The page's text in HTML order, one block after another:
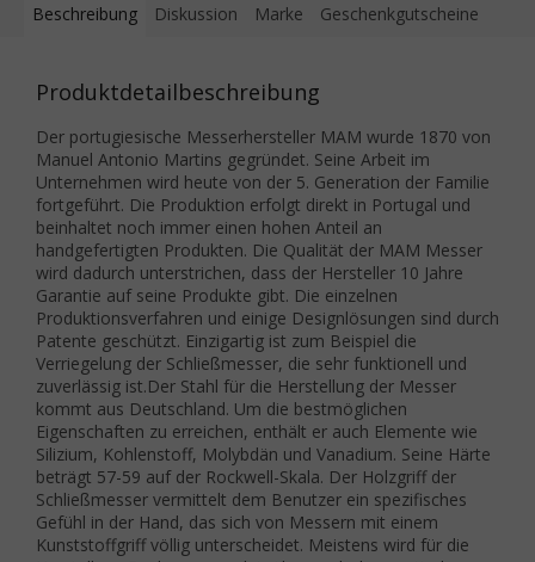
Beschreibung Diskussion Marke Geschenkgutscheine
Produktdetailbeschreibung
Der portugiesische Messerhersteller MAM wurde 1870 von
Manuel Antonio Martins gegründet. Seine Arbeit im
Unternehmen wird heute von der 5. Generation der Familie
fortgeführt. Die Produktion erfolgt direkt in Portugal und
beinhaltet noch immer einen hohen Anteil an
handgefertigten Produkten. Die Qualität der MAM Messer
wird dadurch unterstrichen, dass der Hersteller 10 Jahre
Garantie auf seine Produkte gibt. Die einzelnen
Produktionsverfahren und einige Designlösungen sind durch
Patente geschützt. Einzigartig ist zum Beispiel die
Verriegelung der Schließmesser, die sehr funktionell und
zuverlässig ist.Der Stahl für die Herstellung der Messer
kommt aus Deutschland. Um die bestmöglichen
Eigenschaften zu erreichen, enthält er auch Elemente wie
Silizium, Kohlenstoff, Molybdän und Vanadium. Seine Härte
beträgt 57-59 auf der Rockwell-Skala. Der Holzgriff der
Schließmesser vermittelt dem Benutzer ein spezifisches
Gefühl in der Hand, das sich von Messern mit einem
Kunststoffgriff völlig unterscheidet. Meistens wird für die